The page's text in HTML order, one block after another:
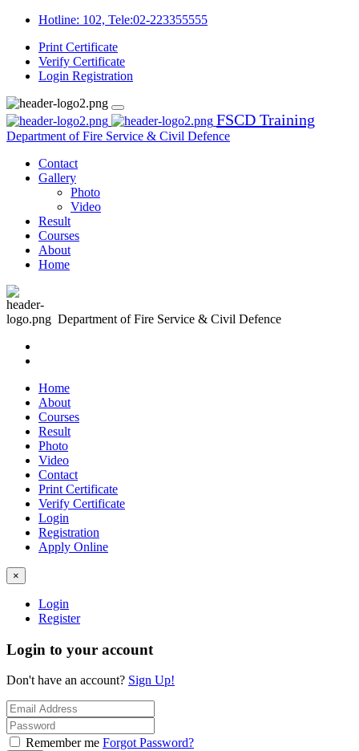
Hotline: 102, Tele:02-223355555
Print Certificate
Verify Certificate
Login Registration
FSCD Training
Department of Fire Service & Civil Defence
Contact
Gallery
Photo
Video
Result
Courses
About
Home
Department of Fire Service & Civil Defence
Home
About
Courses
Result
Photo
Video
Contact
Print Certificate
Verify Certificate
Login
Registration
Apply Online
×
Login
Register
Login to your account
Don't have an account? Sign Up!
Remember me Forgot Password?